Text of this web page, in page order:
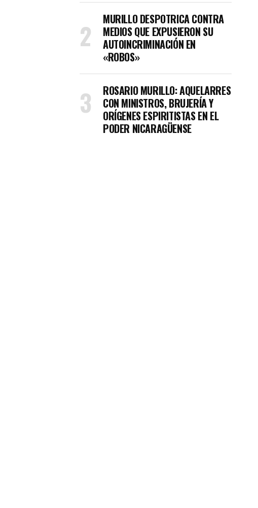
MURILLO DESPOTRICA CONTRA
MEDIOS QUE EXPUSIERON SU
AUTOINCRIMINACIÓN EN
«ROBOS»
ROSARIO MURILLO: AQUELARRES
CON MINISTROS, BRUJERÍA Y
ORÍGENES ESPIRITISTAS EN EL
PODER NICARAGÜENSE